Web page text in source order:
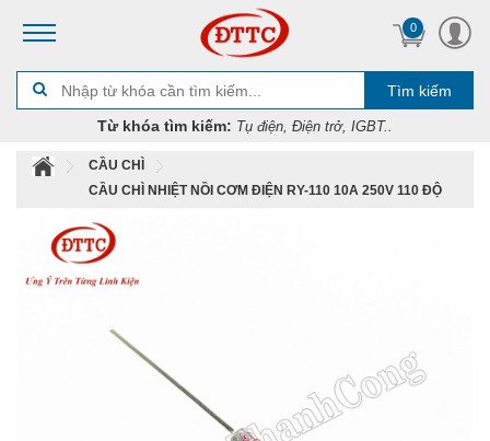
0
Tìm kiếm
Từ khóa tìm kiếm: Tụ điện, Điện trở, IGBT..
CẦU CHÌ
CẦU CHÌ NHIỆT NỒI CƠM ĐIỆN RY-110 10A 250V 110 ĐỘ